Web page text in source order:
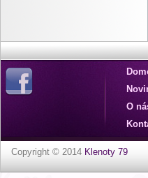
O
Copyright © 2014 Klenoty 79